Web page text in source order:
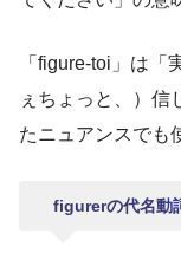
「figure-toi」は
ぇちょっと、）信
たニュアンスでも
figurerの代名動